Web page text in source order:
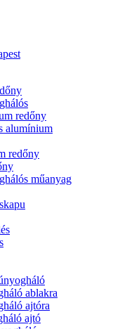
redőny
alumínium
redőny
műanyag
ablakra
ajtóra
ajtó